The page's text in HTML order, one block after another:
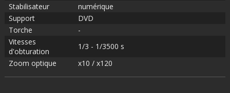
Stabilisateur
numérique
Support
DVD
Torche
-
Vitesses
d'obturation
1/3 - 1/3500 s
Zoom optique
x10 / x120